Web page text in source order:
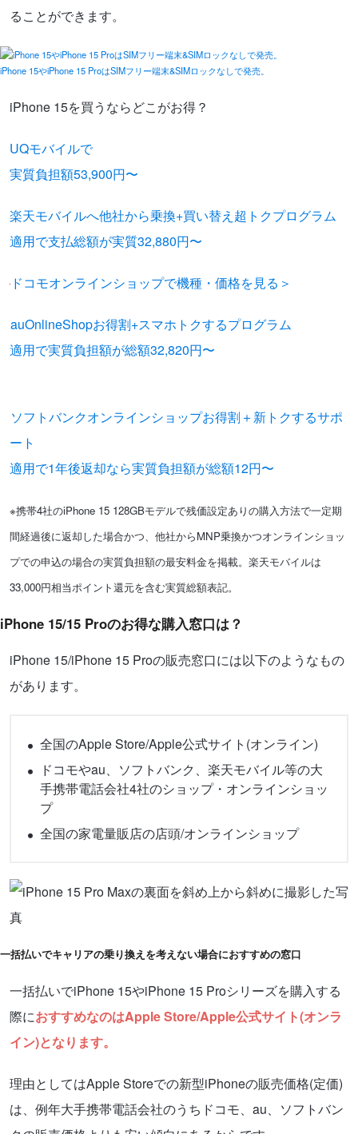
ることができます。
iPhone 15やiPhone 15 ProはSIMフリー端末&SIMロックなしで発売。
iPhone 15を買うならどこがお得？
UQモバイルで
実質負担額53,900円〜
楽天モバイルへ他社から乗換+買い替え超トクプログラム
適用で支払総額が実質32,880円〜
ドコモオンラインショップで機種・価格を見る＞
auOnlineShopお得割+スマホトクするプログラム
適用で実質負担額が総額32,820円〜
ソフトバンクオンラインショップお得割＋新トクするサポ
ート
適用で1年後返却なら実質負担額が総額12円〜
※携帯4社のiPhone 15 128GBモデルで残価設定ありの購入方法で一定期
間経過後に返却した場合かつ、他社からMNP乗換かつオンラインショッ
プでの申込の場合の実質負担額の最安料金を掲載。楽天モバイルは
33,000円相当ポイント還元を含む実質総額表記。
iPhone 15/15 Proのお得な購入窓口は？
iPhone 15/iPhone 15 Proの販売窓口には以下のようなもの
があります。
全国のApple Store/Apple公式サイト(オンライン)
ドコモやau、ソフトバンク、楽天モバイル等の大
手携帯電話会社4社のショップ・オンラインショッ
プ
全国の家電量販店の店頭/オンラインショップ
一括払いでキャリアの乗り換えを考えない場合におすすめの窓口
一括払いでiPhone 15やiPhone 15 Proシリーズを購入する
際におすすめなのはApple Store/Apple公式サイト(オンラ
イン)となります。
理由としてはApple Storeでの新型iPhoneの販売価格(定価)
は、例年大手携帯電話会社のうちドコモ、au、ソフトバン